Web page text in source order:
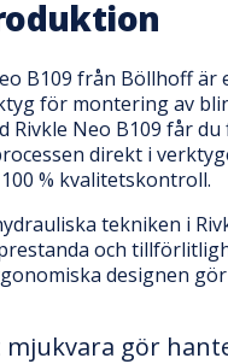
B109 från Böllhoff är
för montering av
Rivkle Neo B109 får
direkt i
% kvalitetskontroll.
tekniken i
och
designen
gör